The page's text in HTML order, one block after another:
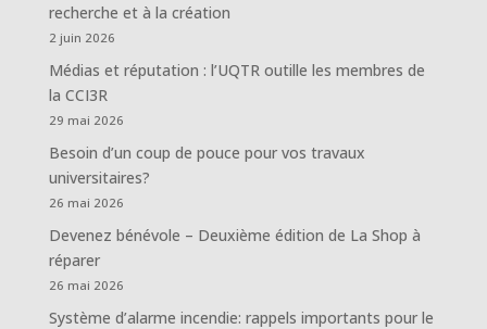
recherche et à la création
2 juin 2026
Médias et réputation : l’UQTR outille les membres de
la CCI3R
29 mai 2026
Besoin d’un coup de pouce pour vos travaux
universitaires?
26 mai 2026
Devenez bénévole – Deuxième édition de La Shop à
réparer
26 mai 2026
Système d’alarme incendie: rappels importants pour le